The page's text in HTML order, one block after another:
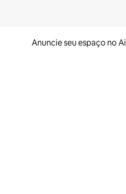
Anuncie seu espaço no